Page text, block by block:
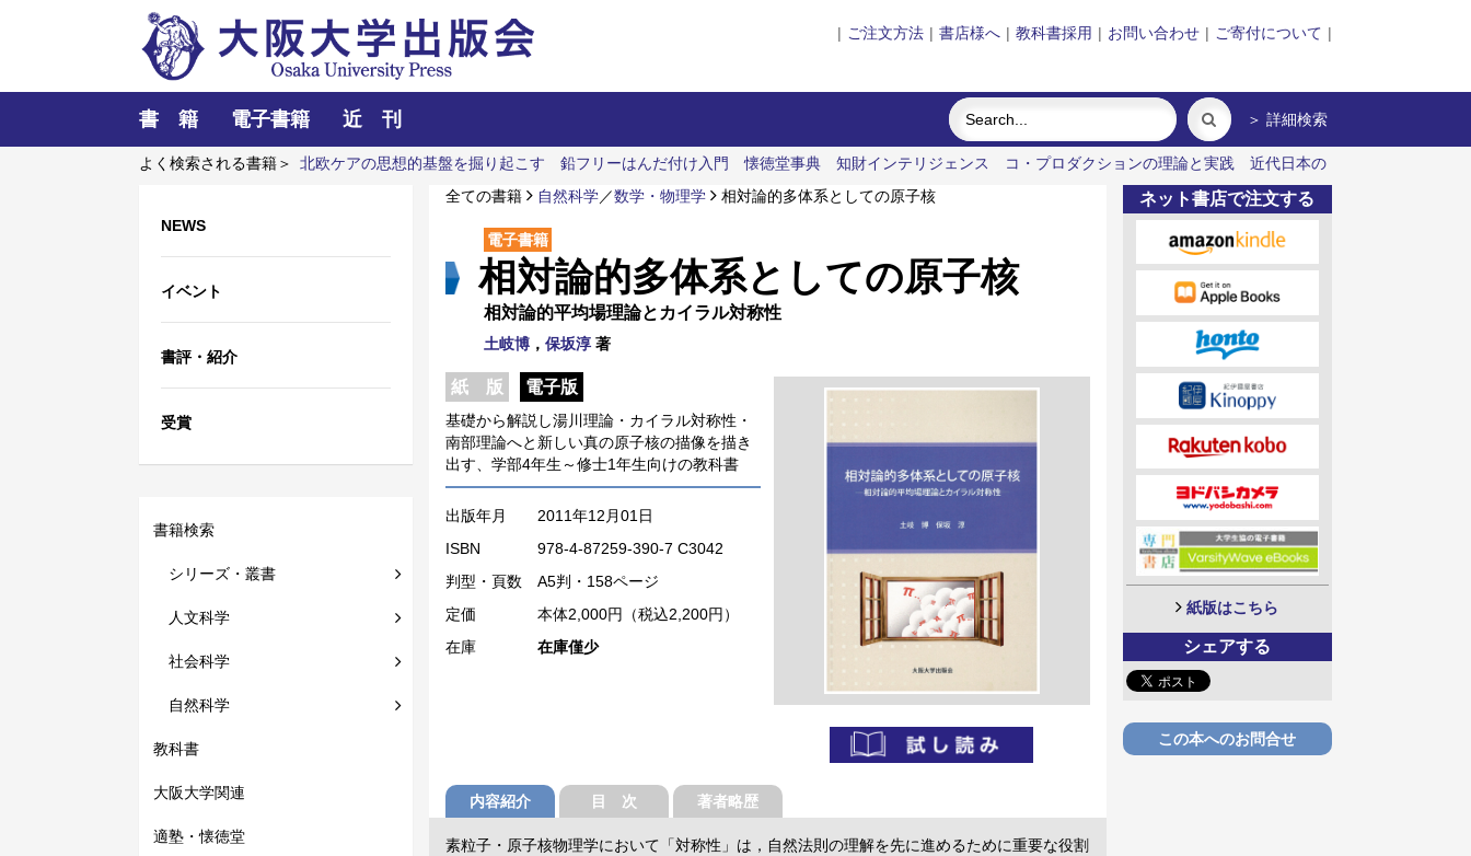
| ご注文方法 | 書店様へ | 教科書採用 | お問い合わせ | ご寄付について |
書 籍 電子書籍 近 刊 ＞ 詳細検索
よく検索される書籍＞ 北欧ケアの思想的基盤を掘り起こす 鉛フリーはんだ付け入門 懐徳堂事典 知財インテリジェンス コ・プロダクションの理論と実践
近代日本の
NEWS
イベント
書評・紹介
受賞
書籍検索
シリーズ・叢書
人文科学
社会科学
自然科学
教科書
大阪大学関連
適塾・懐徳堂
全ての書籍 自然科学／数学・物理学 相対論的多体系としての原子核
電子書籍
相対論的多体系としての原子核
相対論的平均場理論とカイラル対称性
土岐博 ， 保坂淳著
紙 版 電子版
基礎から解説し湯川理論・カイラル対称性・
南部理論へと新しい真の原子核の描像を描き
出す、学部4年生～修士1年生向けの教科書
出版年月
2011年12月01日
ISBN
978-4-87259-390-7 C3042
判型・頁数 A5判・158ページ
定価
本体2,000円（税込2,200円）
在庫
在庫僅少
内容紹介 目 次 著者略歴
素粒子・原子核物理学において「対称性」は，自然法則の理解を先に進めるために重要な役割
ネット書店で注文する
紙版はこちら
シェアする
この本へのお問合せ